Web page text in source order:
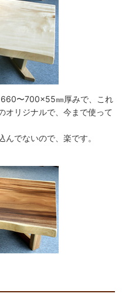
〜700×55㎜厚みで、これ
オリジナルで、今まで使って
でないので、楽です。